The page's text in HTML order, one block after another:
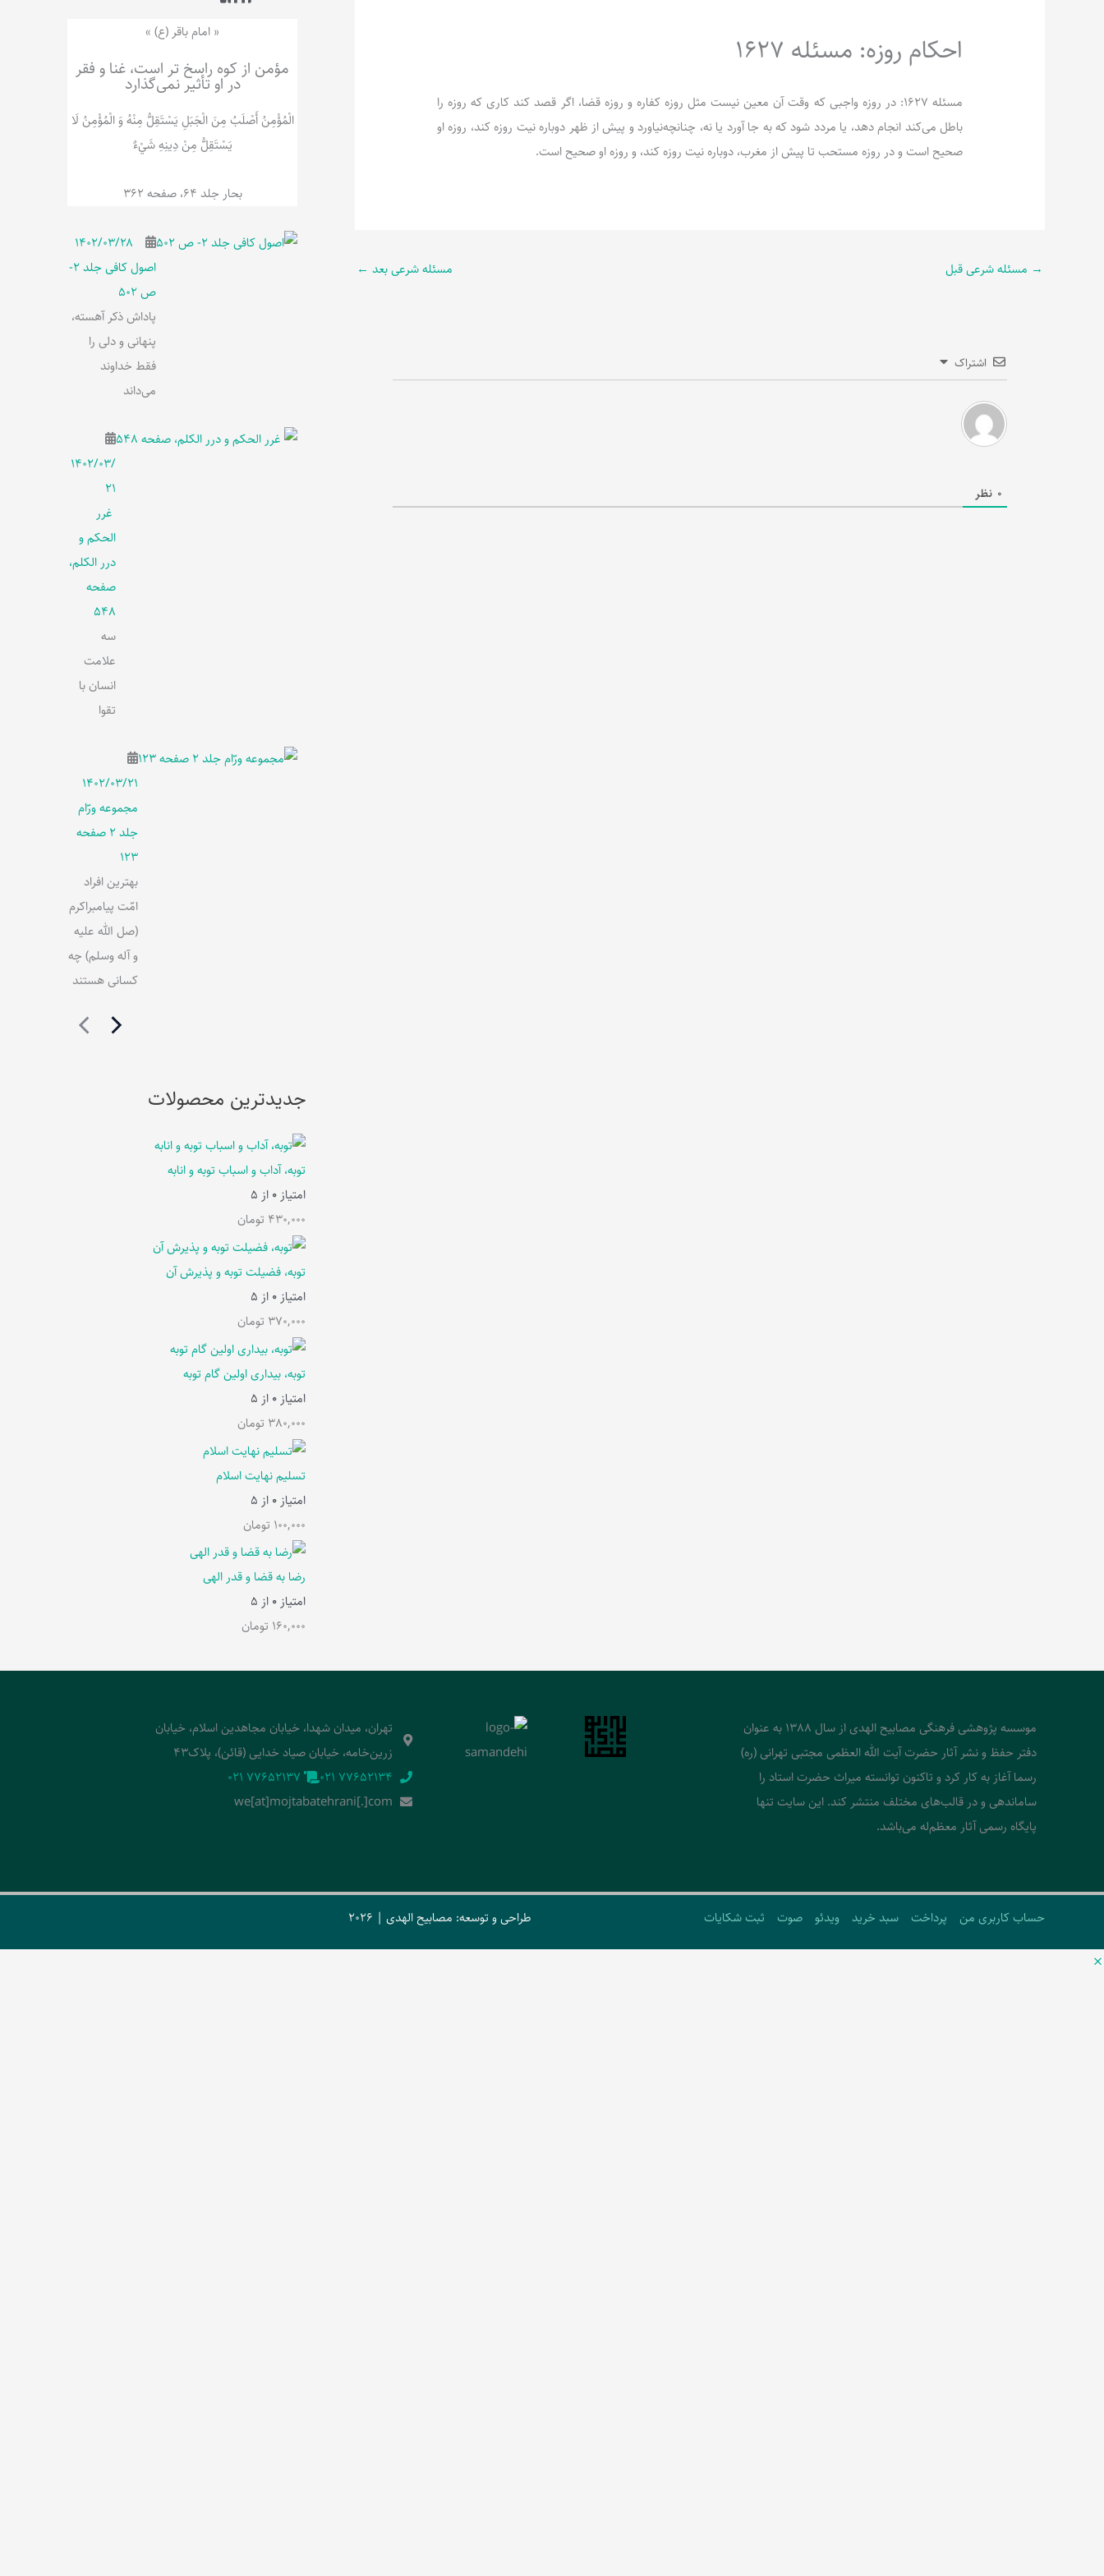
ه
احکام روزه: مسئله 1627
مسئله 1627: در روزه واجبی که وقت آن معین نیست مثل روزه کفاره و روزه قضا، اگر قصد کند کاری که روزه را
باطل می‌کند انجام دهد، یا مردد شود که به جا آورد یا نه، چنانچه‌نیاورد و پیش از ظهر دوباره نیت روزه کند، روزه او
صحیح است و در روزه مستحب تا پیش از مغرب، دوباره نیت روزه کند، و روزه او صحیح است.
→ مسئله شرعی قبل مسئله شرعی بعد ←
اشتراک
0 نظر
« امام باقر (ع) »
مؤمن از کوه راسخ تر است، غنا و فقر
در او تأثیر نمی‌گذارد
الْمُؤْمِنُ‌ أَصْلَبُ‌ مِنَ‌ الْجَبَلِ‌ یَسْتَقِلُّ مِنْهُ وَ الْمُؤْمِنُ لَا
يَسْتَقِلُّ مِنْ دِينِهِ شَيْ‌ءٌ
بحار جلد 64، صفحه 362
۱۴۰۲/۰۳/۲۸
اصول کافی جلد 2-
ص 502
پاداش ذکر آهسته،
پنهانی و دلی را
فقط خداوند
می‌داند
۱۴۰۲/۰۳/
۲۱
غرر
الحکم و
درر الکلم،
صفحه
548
سه
علامت
انسان با
تقوا
۱۴۰۲/۰۳/۲۱
مجموعه ورّام
جلد 2 صفحه
123
بهترین افراد
امّت پیامبراکرم
(صل الله علیه
و آله وسلم) چه
کسانی هستند
جدیدترین محصولات
توبه، آداب و اسباب توبه و انابه
امتیاز 0 از 5
430,000 تومان
توبه، فضیلت توبه و پذیرش آن
امتیاز 0 از 5
370,000 تومان
توبه، بیداری اولین گام توبه
امتیاز 0 از 5
380,000 تومان
تسلیم نهایت اسلام
امتیاز 0 از 5
100,000 تومان
رضا به قضا و قدر الهی
امتیاز 0 از 5
160,000 تومان
موسسه پژوهشی فرهنگی مصابیح الهدی از سال 1388 به عنوان
دفتر حفظ و نشر آثار حضرت آیت الله العظمی مجتبی تهرانی (ره)
رسما آغاز به کار کرد و تاکنون توانسته میراث حضرت استاد را
ساماندهی و در قالب‌های مختلف منتشر کند. این سایت تنها
پایگاه رسمی آثار معظم‌له می‌باشد.
تهران، میدان شهدا، خیابان مجاهدین اسلام، خیابان
زرین‌خامه، خیابان صیاد خدایی (قائن)، پلاک43
‭021 77652134‬
‭021 77652137‬
we[at]mojtabatehrani[.]com
حساب کاربری من پرداخت سبد خرید ویدئو صوت ثبت شکایات طراحی و توسعه: مصابیح الهدی | 2026